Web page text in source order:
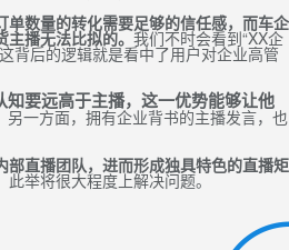
单数量的转化需要足够的信任感，而车企
主播无法比拟的。我们不时会看到“XX企
背后的逻辑就是看中了用户对企业高管
要远高于主播，这一优势能够让他
另一方面，拥有企业背书的主播发言，也
部直播团队，进而形成独具特色的直播矩
此举将很大程度上解决问题。